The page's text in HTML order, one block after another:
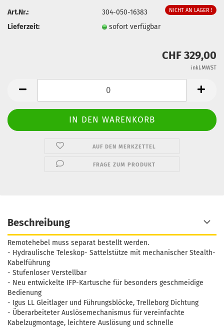
NICHT AN LAGER !
Art.Nr.:
304-050-16383
Lieferzeit:
sofort verfügbar
CHF 329,00
inkl.MWST
AUF DEN MERKZETTEL
FRAGE ZUM PRODUKT
Beschreibung
Remotehebel muss separat bestellt werden.
- Hydraulische Teleskop- Sattelstütze mit mechanischer Stealth-
Kabelführung
- Stufenloser Verstellbar
- Neu entwickelte IFP-Kartusche für besonders geschmeidige
Bedienung
- Igus LL Gleitlager und Führungsblöcke, Trelleborg Dichtung
- Überarbeiteter Auslösemechanismus für vereinfachte
Kabelzugmontage, leichtere Auslösung und schnelle